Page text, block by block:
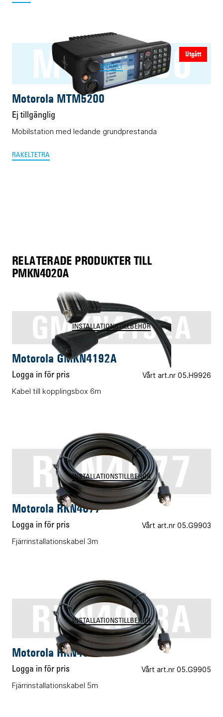
Utgått
MTM5200
MOBILT
Motorola MTM5200
Ej tillgänglig
Mobilstation med ledande grundprestanda
RAKELTETRA
RELATERADE PRODUKTER TILL
PMKN4020A
GMKN4192A
INSTALLATIONSTILLBEHÖR
Motorola GMKN4192A
Logga in för pris Vårt art.nr 05.H9926
Kabel till kopplingsbox 6m
RKN4077
INSTALLATIONSTILLBEHÖR
Motorola RKN4077
Logga in för pris Vårt art.nr 05.G9903
Fjärrinstallationskabel 3m
RKN4078A
INSTALLATIONSTILLBEHÖR
Motorola RKN4078A
Logga in för pris Vårt art.nr 05.G9905
Fjärrinstallationskabel 5m